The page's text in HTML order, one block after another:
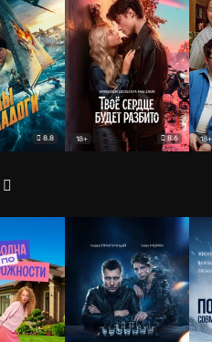
8.8 18+ 8.6 18+